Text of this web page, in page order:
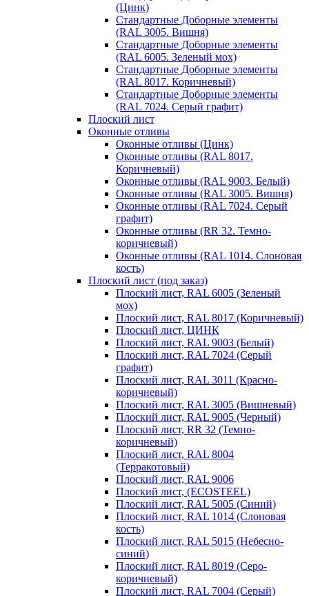
(Цинк)
Стандартные Доборные элементы
(RAL 3005. Вишня)
Стандартные Доборные элементы
(RAL 6005. Зеленый мох)
Стандартные Доборные элементы
(RAL 8017. Коричневый)
Стандартные Доборные элементы
(RAL 7024. Серый графит)
Плоский лист
Оконные отливы
Оконные отливы (Цинк)
Оконные отливы (RAL 8017.
Коричневый)
Оконные отливы (RAL 9003. Белый)
Оконные отливы (RAL 3005. Вишня)
Оконные отливы (RAL 7024. Серый
графит)
Оконные отливы (RR 32. Темно-
коричневый)
Оконные отливы (RAL 1014. Слоновая
кость)
Плоский лист (под заказ)
Плоский лист, RAL 6005 (Зеленый
мох)
Плоский лист, RAL 8017 (Коричневый)
Плоский лист, ЦИНК
Плоский лист, RAL 9003 (Белый)
Плоский лист, RAL 7024 (Серый
графит)
Плоский лист, RAL 3011 (Красно-
коричневый)
Плоский лист, RAL 3005 (Вишневый)
Плоский лист, RAL 9005 (Черный)
Плоский лист, RR 32 (Темно-
коричневый)
Плоский лист, RAL 8004
(Терракотовый)
Плоский лист, RAL 9006
Плоский лист, (ECOSTEEL)
Плоский лист, RAL 5005 (Синий)
Плоский лист, RAL 1014 (Слоновая
кость)
Плоский лист, RAL 5015 (Небесно-
синий)
Плоский лист, RAL 8019 (Серо-
коричневый)
Плоский лист, RAL 7004 (Серый)